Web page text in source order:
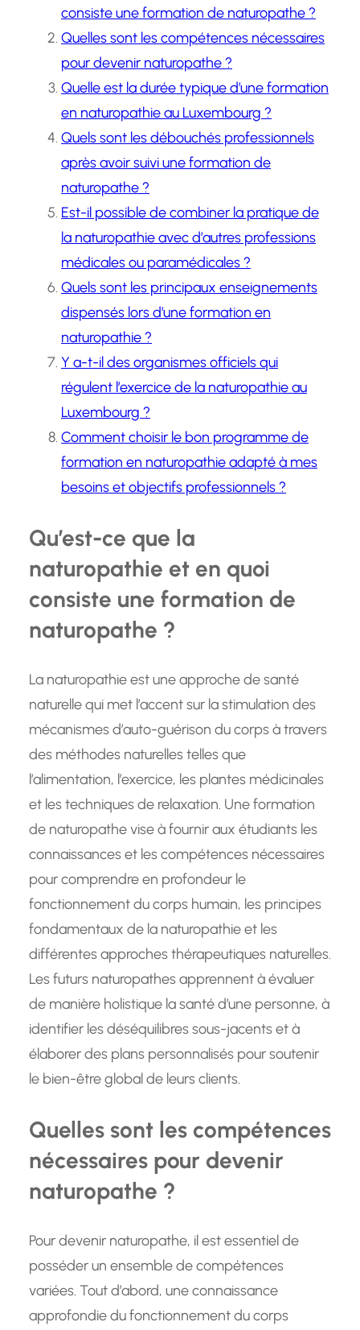
consiste une formation de naturopathe ?
Quelles sont les compétences nécessaires
pour devenir naturopathe ?
Quelle est la durée typique d’une formation
en naturopathie au Luxembourg ?
Quels sont les débouchés professionnels
après avoir suivi une formation de
naturopathe ?
Est-il possible de combiner la pratique de
la naturopathie avec d’autres professions
médicales ou paramédicales ?
Quels sont les principaux enseignements
dispensés lors d’une formation en
naturopathie ?
Y a-t-il des organismes officiels qui
régulent l’exercice de la naturopathie au
Luxembourg ?
Comment choisir le bon programme de
formation en naturopathie adapté à mes
besoins et objectifs professionnels ?
Qu’est-ce que la
naturopathie et en quoi
consiste une formation de
naturopathe ?
La naturopathie est une approche de santé
naturelle qui met l’accent sur la stimulation des
mécanismes d’auto-guérison du corps à travers
des méthodes naturelles telles que
l’alimentation, l’exercice, les plantes médicinales
et les techniques de relaxation. Une formation
de naturopathe vise à fournir aux étudiants les
connaissances et les compétences nécessaires
pour comprendre en profondeur le
fonctionnement du corps humain, les principes
fondamentaux de la naturopathie et les
différentes approches thérapeutiques naturelles.
Les futurs naturopathes apprennent à évaluer
de manière holistique la santé d’une personne, à
identifier les déséquilibres sous-jacents et à
élaborer des plans personnalisés pour soutenir
le bien-être global de leurs clients.
Quelles sont les compétences
nécessaires pour devenir
naturopathe ?
Pour devenir naturopathe, il est essentiel de
posséder un ensemble de compétences
variées. Tout d’abord, une connaissance
approfondie du fonctionnement du corps